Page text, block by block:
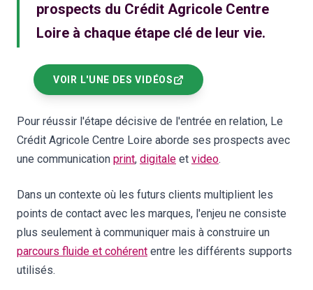
prospects du Crédit Agricole Centre
Loire à chaque étape clé de leur vie.
VOIR L'UNE DES VIDÉOS
Pour réussir l'étape décisive de l'entrée en relation, Le
Crédit Agricole Centre Loire aborde ses prospects avec
une communication print, digitale et video.
Dans un contexte où les futurs clients multiplient les
points de contact avec les marques, l'enjeu ne consiste
plus seulement à communiquer mais à construire un
parcours fluide et cohérent entre les différents supports
utilisés.